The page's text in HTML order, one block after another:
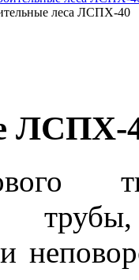
леса ЛСПХ-40
ЛСПХ-